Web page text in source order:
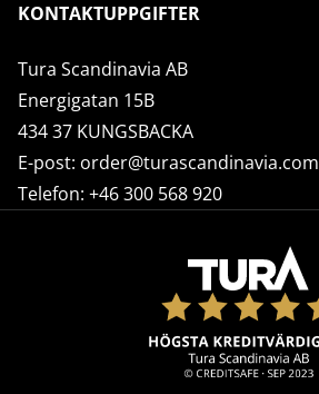
KONTAKTUPPGIFTER
Tura Scandinavia AB
Energigatan 15B
434 37 KUNGSBACKA
E-post: order@turascandinavia.com
Telefon: +46 300 568 920